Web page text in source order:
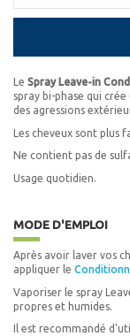
Le Spray Leave-in
spray bi-phase qui
des agressions
Les cheveux sont plus
Ne contient pas de
Usage quotidien.
MODE D'EMPLOI
Après avoir laver vos
appliquer le
Vaporiser le spray
propres et humides.
Il est recommandé